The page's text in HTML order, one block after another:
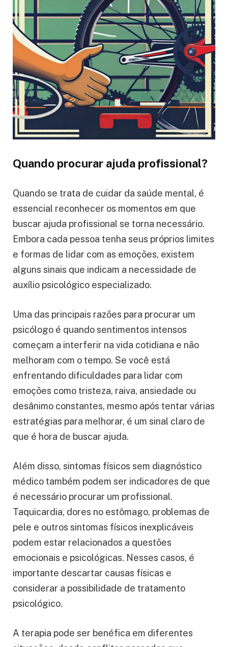
Quando procurar ajuda profissional?
Quando se trata de cuidar da saúde mental, é
essencial reconhecer os momentos em que
buscar ajuda profissional se torna necessário.
Embora cada pessoa tenha seus próprios limites
e formas de lidar com as emoções, existem
alguns sinais que indicam a necessidade de
auxílio psicológico especializado.
Uma das principais razões para procurar um
psicólogo é quando sentimentos intensos
começam a interferir na vida cotidiana e não
melhoram com o tempo. Se você está
enfrentando dificuldades para lidar com
emoções como tristeza, raiva, ansiedade ou
desânimo constantes, mesmo após tentar várias
estratégias para melhorar, é um sinal claro de
que é hora de buscar ajuda.
Além disso, sintomas físicos sem diagnóstico
médico também podem ser indicadores de que
é necessário procurar um profissional.
Taquicardia, dores no estômago, problemas de
pele e outros sintomas físicos inexplicáveis
podem estar relacionados a questões
emocionais e psicológicas. Nesses casos, é
importante descartar causas físicas e
considerar a possibilidade de tratamento
psicológico.
A terapia pode ser benéfica em diferentes